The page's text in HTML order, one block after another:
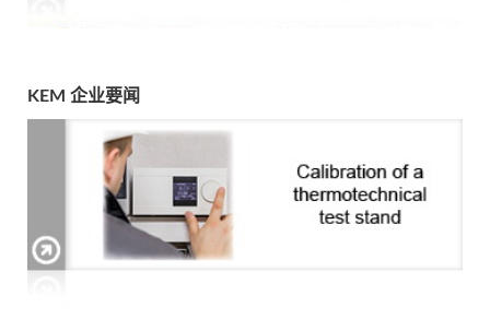
KEM 企业要闻